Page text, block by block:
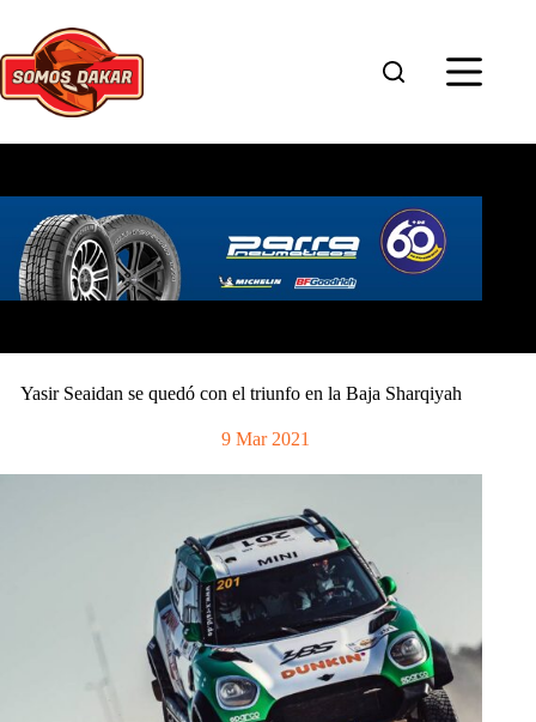
contenido
Yasir Seaidan se quedó con el triunfo en la Baja Sharqiyah
9 Mar 2021